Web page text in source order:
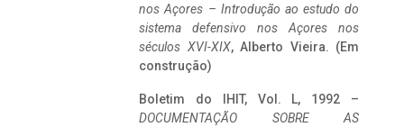
nos Açores – Introdução ao estudo do
sistema defensivo nos Açores nos
séculos XVI-XIX, Alberto Vieira. (Em
construção)
Boletim do IHIT, Vol. L, 1992 –
DOCUMENTAÇÃO SOBRE AS